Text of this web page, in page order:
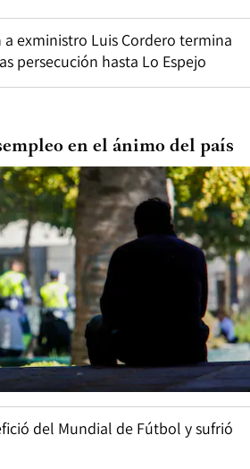
exministro Luis Cordero termina
persecución hasta Lo Espejo
en el ánimo del país
del Mundial de Fútbol y sufrió